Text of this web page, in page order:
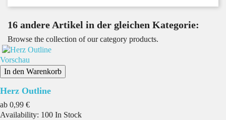
16 andere Artikel in der gleichen Kategorie:
Browse the collection of our category products.
Vorschau
In den Warenkorb
Herz Outline
ab Preis
0,99 €
Availability: 100 In Stock